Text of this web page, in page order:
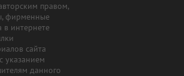
правом,
фирменные
в интернете
сайта
указанием
данного